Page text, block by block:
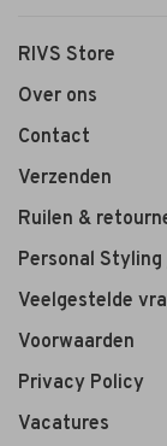
RIVS Store
Over ons
Contact
Verzenden
Ruilen &
Personal
Veelgestelde
Voorwaarden
Privacy Policy
Vacatures